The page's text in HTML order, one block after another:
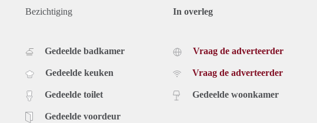
Bezichtiging In overleg
Gedeelde badkamer
Gedeelde keuken
Gedeelde toilet
Gedeelde voordeur
Vraag de adverteerder
Vraag de adverteerder
Gedeelde woonkamer